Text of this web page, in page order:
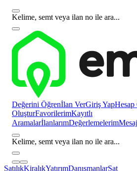
Kelime, semt veya ilan no ile ara...
Değerini Öğrenİlan VerGiriş YapHesap
OluşturFavorilerimKayıtlı
AramalarİlanlarımDeğerlemelerim
Kelime, semt veya ilan no ile ara...
SatılıkKiralıkYatırımDanışmanlarSat